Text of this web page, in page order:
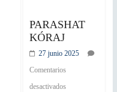
PARASHAT
KÓRAJ
27 junio 2025
Comentarios
desactivados